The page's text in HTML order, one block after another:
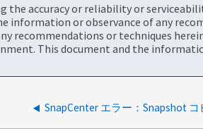
the accuracy or reliability or
information or observance of any
or techniques
This document and the